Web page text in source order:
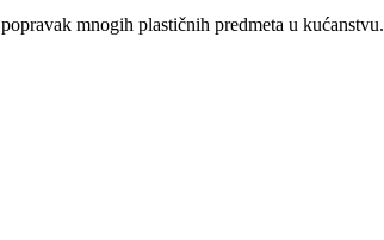
mnogih plastičnih predmeta u kućanstvu.